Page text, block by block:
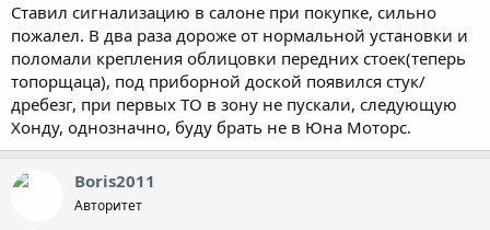
Ставил сигнализацию в салоне при покупке, сильно
пожалел. В два раза дороже от нормальной установки и
поломали крепления облицовки передних стоек(теперь
топорщаца), под приборной доской появился стук/
дребезг, при первых ТО в зону не пускали, следующую
Хонду, однозначно, буду брать не в Юна Моторс.
Boris2011
Авторитет